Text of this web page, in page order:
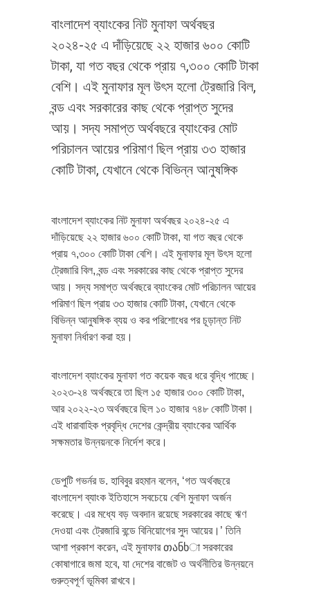
বাংলাদেশ ব্যাংকের নিট মুনাফা অর্থবছর
২০২৪-২৫ এ দাঁড়িয়েছে ২২ হাজার ৬০০ কোটি
টাকা, যা গত বছর থেকে প্রায় ৭,৩০০ কোটি টাকা
বেশি। এই মুনাফার মূল উৎস হলো ট্রেজারি বিল,
বন্ড এবং সরকারের কাছ থেকে প্রাপ্ত সুদের
আয়। সদ্য সমাপ্ত অর্থবছরে ব্যাংকের মোট
পরিচালন আয়ের পরিমাণ ছিল প্রায় ৩৩ হাজার
কোটি টাকা, যেখানে থেকে বিভিন্ন আনুষঙ্গিক
বাংলাদেশ ব্যাংকের নিট মুনাফা অর্থবছর ২০২৪-২৫ এ
দাঁড়িয়েছে ২২ হাজার ৬০০ কোটি টাকা, যা গত বছর থেকে
প্রায় ৭,৩০০ কোটি টাকা বেশি। এই মুনাফার মূল উৎস হলো
ট্রেজারি বিল, বন্ড এবং সরকারের কাছ থেকে প্রাপ্ত সুদের
আয়। সদ্য সমাপ্ত অর্থবছরে ব্যাংকের মোট পরিচালন আয়ের
পরিমাণ ছিল প্রায় ৩৩ হাজার কোটি টাকা, যেখানে থেকে
বিভিন্ন আনুষঙ্গিক ব্যয় ও কর পরিশোধের পর চূড়ান্ত নিট
মুনাফা নির্ধারণ করা হয়।
বাংলাদেশ ব্যাংকের মুনাফা গত কয়েক বছর ধরে বৃদ্ধি পাচ্ছে।
২০২৩-২৪ অর্থবছরে তা ছিল ১৫ হাজার ৩০০ কোটি টাকা,
আর ২০২২-২৩ অর্থবছরে ছিল ১০ হাজার ৭৪৮ কোটি টাকা।
এই ধারাবাহিক প্রবৃদ্ধি দেশের কেন্দ্রীয় ব্যাংকের আর্থিক
সক্ষমতার উন্নয়নকে নির্দেশ করে।
ডেপুটি গভর্নর ড. হাবিবুর রহমান বলেন, ‘গত অর্থবছরে
বাংলাদেশ ব্যাংক ইতিহাসে সবচেয়ে বেশি মুনাফা অর্জন
করেছে। এর মধ্যে বড় অবদান রয়েছে সরকারের কাছে ঋণ
দেওয়া এবং ট্রেজারি বন্ডে বিনিয়োগের সুদ আয়ের।’ তিনি
আশা প্রকাশ করেন, এই মুনাফার თანხা সরকারের
কোষাগারে জমা হবে, যা দেশের বাজেট ও অর্থনীতির উন্নয়নে
গুরুত্বপূর্ণ ভূমিকা রাখবে।